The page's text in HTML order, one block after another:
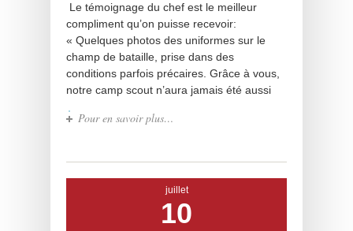
Le témoignage du chef est le meilleur
compliment qu’on puisse recevoir:
« Quelques photos des uniformes sur le
champ de bataille, prise dans des
conditions parfois précaires. Grâce à vous,
notre camp scout n’aura jamais été aussi
Pour en savoir plus…
juillet
10